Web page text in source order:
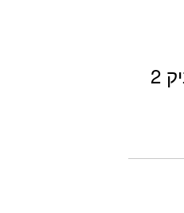
דוחף עור סטאלקס קולקציית יוניק 2